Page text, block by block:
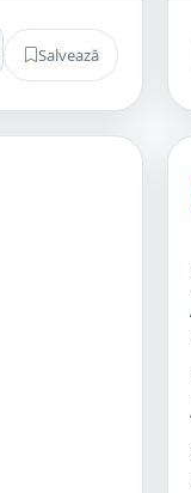
Salvează